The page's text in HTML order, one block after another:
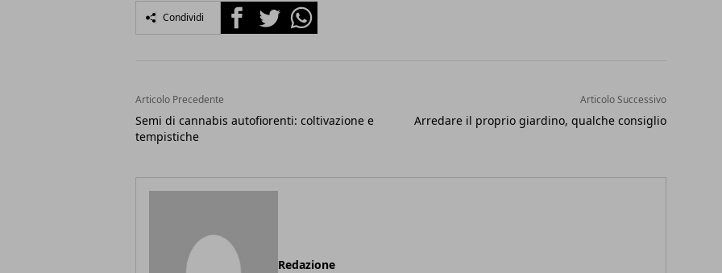
Condividi FacebookTwitterWhatsapp
Articolo Precedente
Semi di cannabis autofiorenti: coltivazione e
tempistiche
Articolo Successivo
Arredare il proprio giardino, qualche consiglio
Redazione